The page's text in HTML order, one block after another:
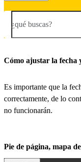
¿qué buscas?
Cómo ajustar la fecha
Es importante que la
correctamente, de lo
no funcionarán.
Pie de página, mapa